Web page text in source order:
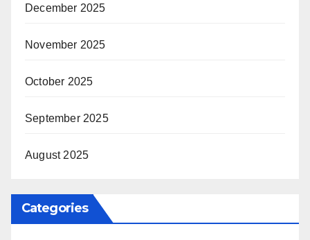
December 2025
November 2025
October 2025
September 2025
August 2025
Categories